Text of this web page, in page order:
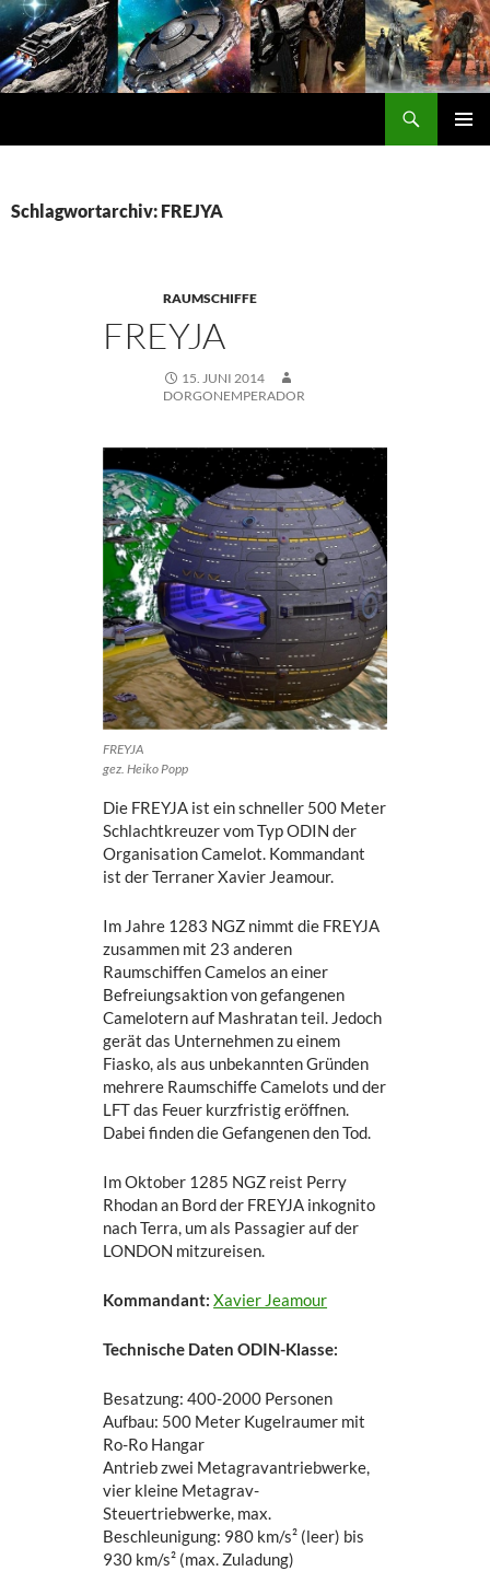
Zum
Inhalt
springen
Schlagwortarchiv: FREJYA
RAUMSCHIFFE
FREYJA
15. JUNI 2014
DORGONEMPERADOR
FREYJA
gez. Heiko Popp
Die FREYJA ist ein schneller 500 Meter
Schlachtkreuzer vom Typ ODIN der
Organisation Camelot. Kommandant
ist der Terraner Xavier Jeamour.
Im Jahre 1283 NGZ nimmt die FREYJA
zusammen mit 23 anderen
Raumschiffen Camelos an einer
Befreiungsaktion von gefangenen
Camelotern auf Mashratan teil. Jedoch
gerät das Unternehmen zu einem
Fiasko, als aus unbekannten Gründen
mehrere Raumschiffe Camelots und der
LFT das Feuer kurzfristig eröffnen.
Dabei finden die Gefangenen den Tod.
Im Oktober 1285 NGZ reist Perry
Rhodan an Bord der FREYJA inkognito
nach Terra, um als Passagier auf der
LONDON mitzureisen.
Kommandant: Xavier Jeamour
Technische Daten ODIN-Klasse:
Besatzung: 400-2000 Personen
Aufbau: 500 Meter Kugelraumer mit
Ro-Ro Hangar
Antrieb zwei Metagravantriebwerke,
vier kleine Metagrav-
Steuertriebwerke, max.
Beschleunigung: 980 km/s² (leer) bis
930 km/s² (max. Zuladung)